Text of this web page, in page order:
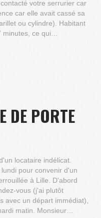
votre serrurier car
car elle avait cassé sa
ou cylindre). Habitant
minutes, ce qui…
DE PORTE
locataire indélicat.
pour convenir d'un
à Lille. D'abord
vous (j'ai plutôt
avec un départ immédiat),
matin. Monsieur…